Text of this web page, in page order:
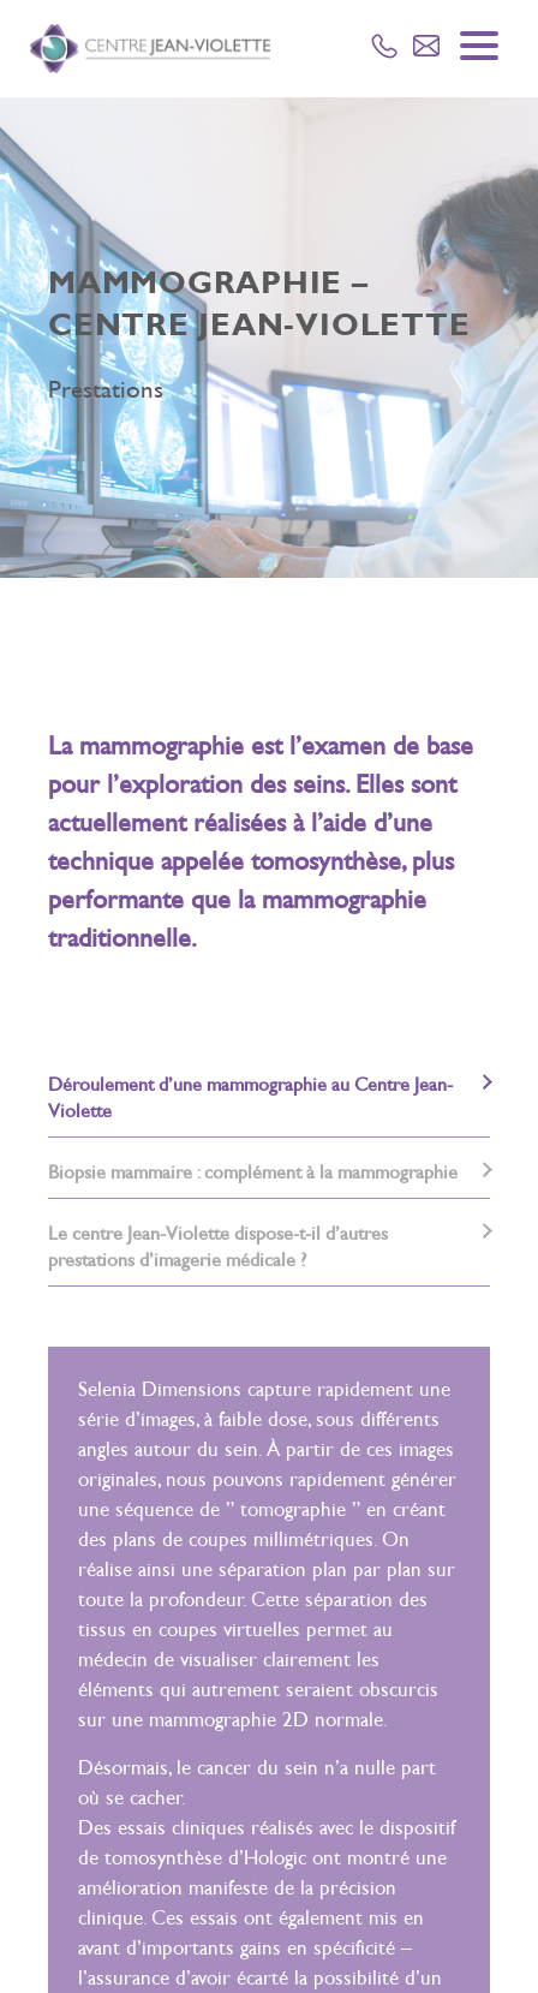
MAMMOGRAPHIE –
CENTRE JEAN-VIOLETTE
Prestations
La mammographie est l’examen de base
pour l’exploration des seins. Elles sont
actuellement réalisées à l’aide d’une
technique appelée tomosynthèse, plus
performante que la mammographie
traditionnelle.
Déroulement d’une mammographie au Centre Jean-
Violette
Biopsie mammaire : complément à la mammographie
Le centre Jean-Violette dispose-t-il d’autres
prestations d’imagerie médicale ?
Selenia Dimensions capture rapidement une
série d’images, à faible dose, sous différents
angles autour du sein. À partir de ces images
originales, nous pouvons rapidement générer
une séquence de ” tomographie ” en créant
des plans de coupes millimétriques. On
réalise ainsi une séparation plan par plan sur
toute la profondeur. Cette séparation des
tissus en coupes virtuelles permet au
médecin de visualiser clairement les
éléments qui autrement seraient obscurcis
sur une mammographie 2D normale.
Désormais, le cancer du sein n’a nulle part
où se cacher.
Des essais cliniques réalisés avec le dispositif
de tomosynthèse d’Hologic ont montré une
amélioration manifeste de la précision
clinique. Ces essais ont également mis en
avant d’importants gains en spécificité –
l’assurance d’avoir écarté la possibilité d’un